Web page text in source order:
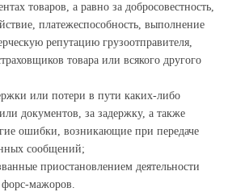
товаров, а равно за добросовестность,
платежеспособность, выполнение
репутацию грузоотправителя,
товара или всякого другого
или потери в пути каких-либо
документов, за задержку, а также
ошибки, возникающие при передаче
сообщений;
приостановлением деятельности
мажоров.